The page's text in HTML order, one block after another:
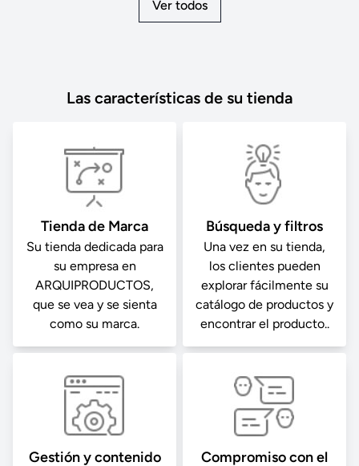
Ver todos
Las características de su tienda
Tienda de Marca
Su tienda dedicada para
su empresa en
ARQUIPRODUCTOS,
que se vea y se sienta
como su marca.
Búsqueda y filtros
Una vez en su tienda,
los clientes pueden
explorar fácilmente su
catálogo de productos y
encontrar el producto..
Gestión y contenido
Compromiso con el